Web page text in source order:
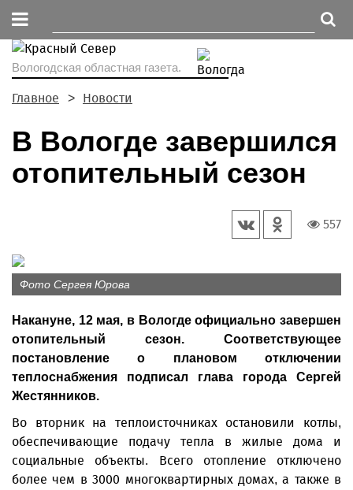
Вологодская областная газета.
Главное Новости
В Вологде завершился
отопительный сезон
557
Фото Сергея Юрова
Накануне, 12 мая, в Вологде официально завершен
отопительный сезон. Соответствующее
постановление о плановом отключении
теплоснабжения подписал глава города Сергей
Жестянников.
Во вторник на теплоисточниках остановили котлы,
обеспечивающие подачу тепла в жилые дома и
социальные объекты. Всего отопление отключено
более чем в 3000 многоквартирных домах, а также в